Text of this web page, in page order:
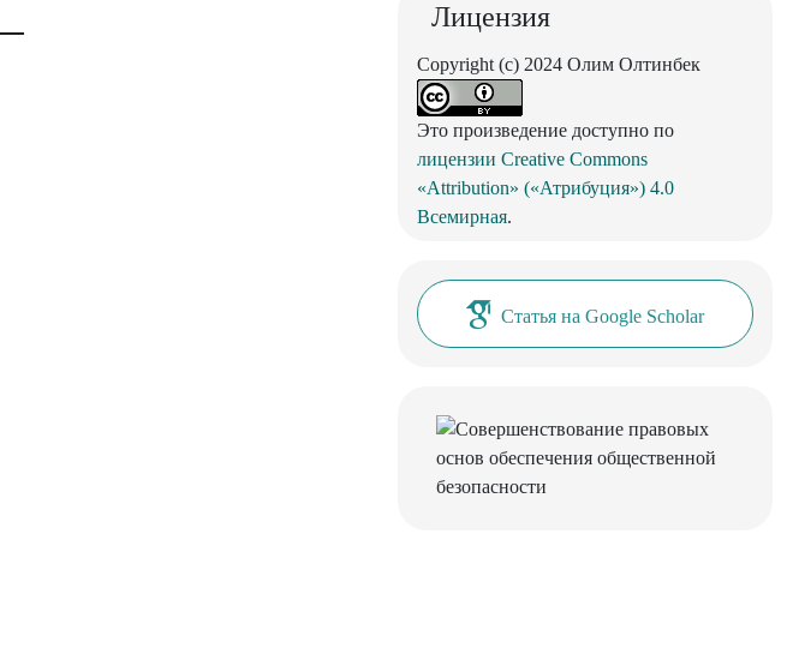
Лицензия
Copyright (c) 2024 Олим Олтинбек
Это произведение доступно по
лицензии Creative Commons
«Attribution» («Атрибуция») 4.0
Всемирная.
Статья на Google Scholar